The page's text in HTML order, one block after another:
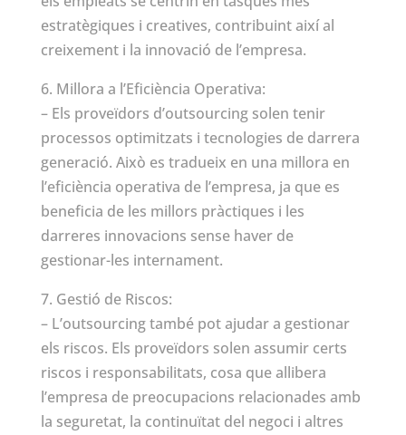
estratègiques i creatives, contribuint així al
creixement i la innovació de l’empresa.
6. Millora a l’Eficiència Operativa:
– Els proveïdors d’outsourcing solen tenir
processos optimitzats i tecnologies de darrera
generació. Això es tradueix en una millora en
l’eficiència operativa de l’empresa, ja que es
beneficia de les millors pràctiques i les
darreres innovacions sense haver de
gestionar-les internament.
7. Gestió de Riscos:
– L’outsourcing també pot ajudar a gestionar
els riscos. Els proveïdors solen assumir certs
riscos i responsabilitats, cosa que allibera
l’empresa de preocupacions relacionades amb
la seguretat, la continuïtat del negoci i altres